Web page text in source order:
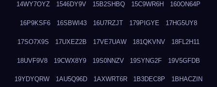
14WY7OYZ 1546DY9V 15B2SHBQ 15C9WR6H 160ON64P
16P9KSF6 16SBWI43 16U7RZJT 179PIGYE 17HG5UY8
17SO7X9S 17UXEZ2B 17VE7UAW 181QKVNV 18FL2H11
18UVF9V8 19CWX8Y9 19S0NNZV 19SYNG2F 19V5GFDB
19YDYQRW 1AU5Q96D 1AXWRT6R 1B3DEC8P 1BHACZIN